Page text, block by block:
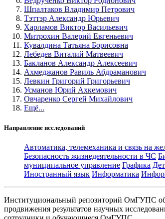
Шпалтаков Владимир Петрович
Тэттэр Александр Юрьевич
Харламов Виктор Васильевич
Митрохин Валерий Евгеньевич
Кувалдина Татьяна Борисовна
Лебедев Виталий Матвеевич
Бакланов Александр Алексеевич
Ахмеджанов Равиль Абдраманович
Левкин Григорий Григорьевич
Усманов Юрий Ахкемович
Овчаренко Сергей Михайлович
Ещё...
Направление исследований
Автоматика, телемеханика и связь на
Безопасность жизнедеятельности в ЧС
муниципальное управление Графика
Иностранный язык Информатика
Институциональный репозиторий ОмГУПС
продвижения результатов научных